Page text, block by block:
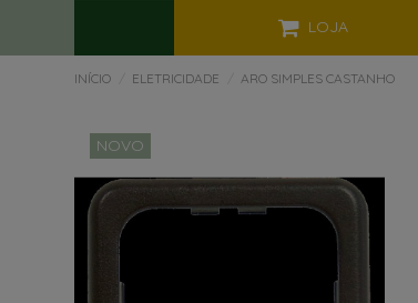
LOJA
INÍCIO ELETRICIDADE ARO SIMPLES CASTANHO
NOVO